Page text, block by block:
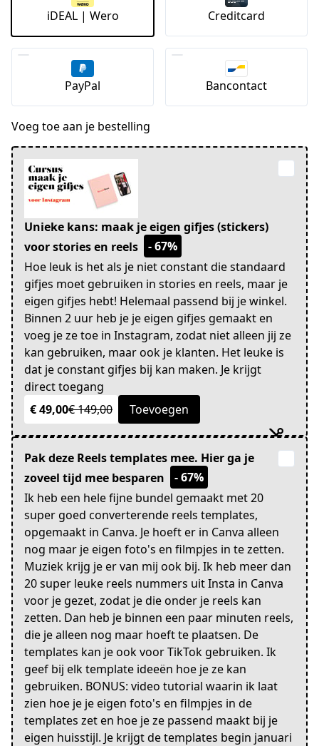
iDEAL | Wero Creditcard
PayPal Bancontact
Voeg toe aan je bestelling
Unieke kans: maak je eigen gifjes (stickers)
voor stories en reels
- 67%
Hoe leuk is het als je niet constant die standaard
gifjes moet gebruiken in stories en reels, maar je
eigen gifjes hebt! Helemaal passend bij je winkel.
Binnen 2 uur heb je je eigen gifjes gemaakt en
voeg je ze toe in Instagram, zodat niet alleen jij ze
kan gebruiken, maar ook je klanten. Het leuke is
dat je constant gifjes bij kan maken. Je krijgt
direct toegang
€ 49,00€ 149,00 Toevoegen
Pak deze Reels templates mee. Hier ga je
zoveel tijd mee besparen
- 67%
Ik heb een hele fijne bundel gemaakt met 20
super goed converterende reels templates,
opgemaakt in Canva. Je hoeft er in Canva alleen
nog maar je eigen foto's en filmpjes in te zetten.
Muziek krijg je er van mij ook bij. Ik heb meer dan
20 super leuke reels nummers uit Insta in Canva
voor je gezet, zodat je die onder je reels kan
zetten. Dan heb je binnen een paar minuten reels,
die je alleen nog maar hoeft te plaatsen. De
templates kan je ook voor TikTok gebruiken. Ik
geef bij elk template ideeën hoe je ze kan
gebruiken. BONUS: video tutorial waarin ik laat
zien hoe je je eigen foto's en filmpjes in de
templates zet en hoe je ze passend maakt bij je
eigen huisstijl. Je krijgt de templates begin januari